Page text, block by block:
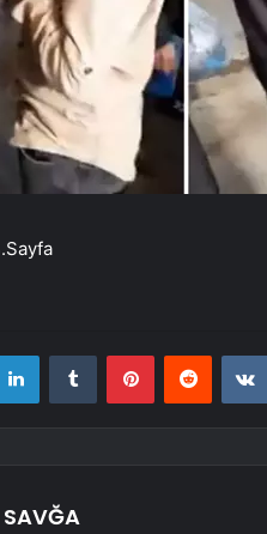
LinkedInTumblr PinterestReddit